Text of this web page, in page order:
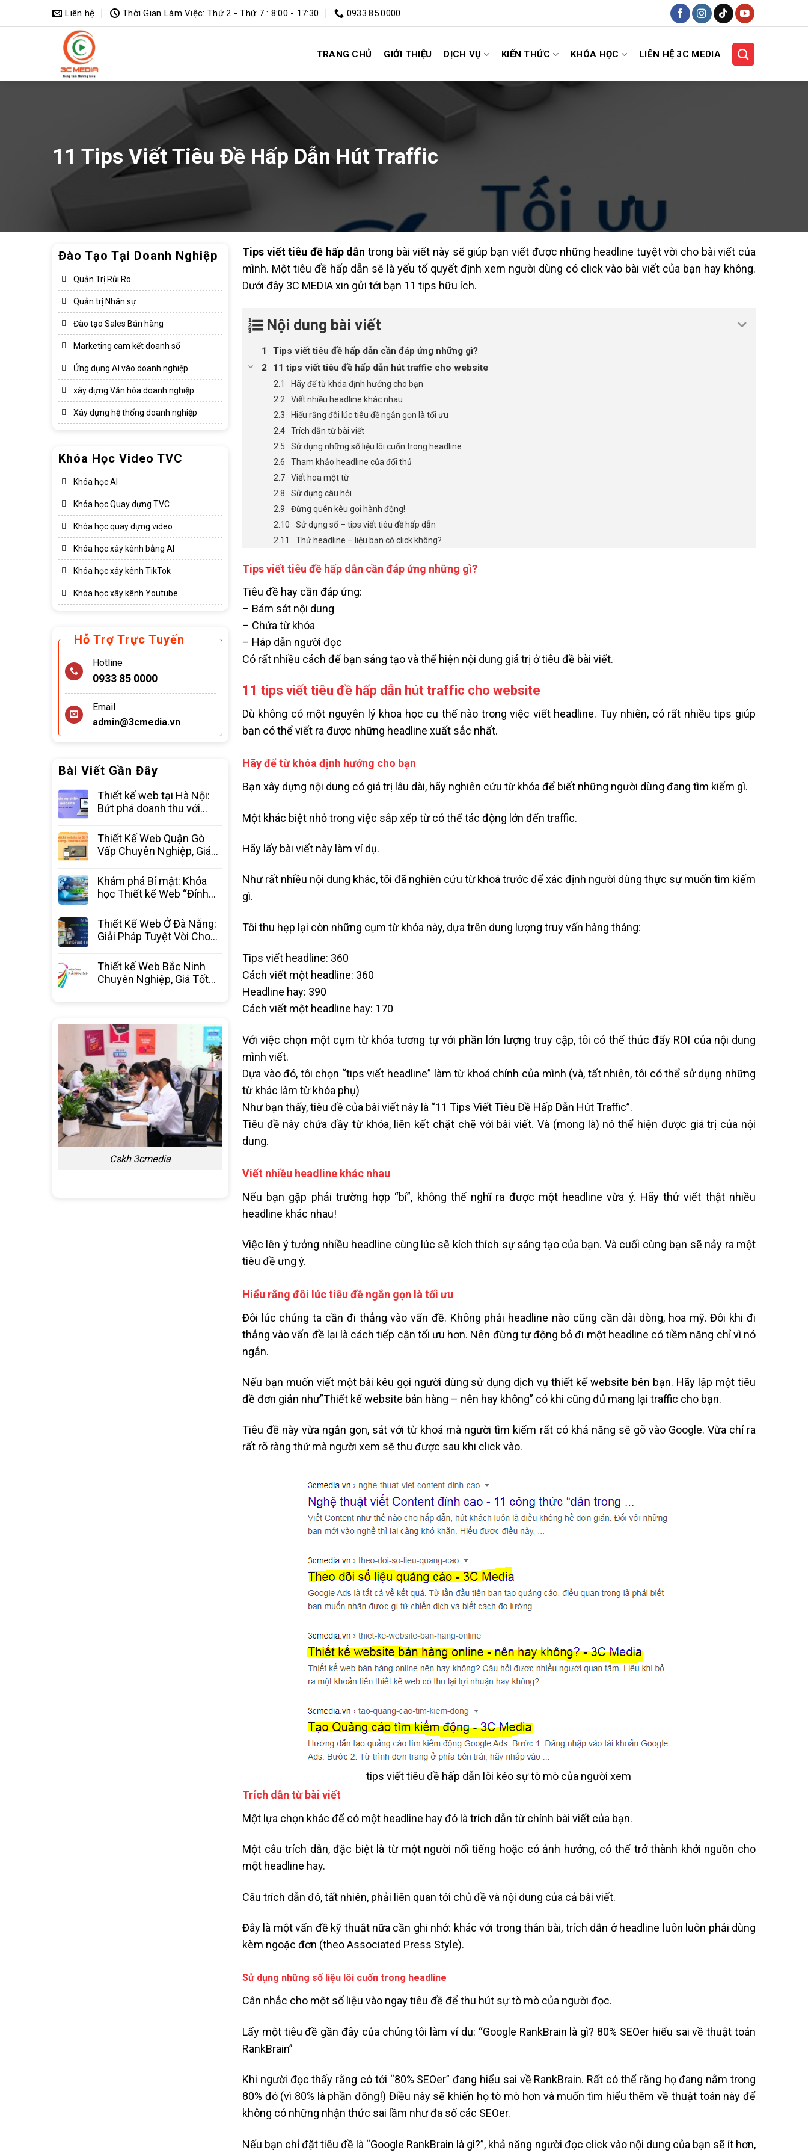
qua
Liên hệ Thời Gian Làm Việc: Thứ 2 - Thứ 7 : 8:00 - 17:30 0933.85.0000
TRANG CHỦ GIỚI THIỆU DỊCH VỤ KIẾN THỨC KHÓA HỌC LIÊN HỆ 3C MEDIA
11 Tips Viết Tiêu Đề Hấp Dẫn Hút Traffic
Đào Tạo Tại Doanh Nghiệp
Quản Trị Rủi Ro
Quản trị Nhân sự
Đào tạo Sales Bán hàng
Marketing cam kết doanh số
Ứng dụng AI vào doanh nghiệp
xây dựng Văn hóa doanh nghiệp​
Xây dựng hệ thống doanh nghiệp​
Khóa Học Video TVC
Khóa học AI
Khóa học Quay dựng TVC
Khóa học quay dựng video
Khóa học xây kênh bằng AI
Khóa học xây kênh TikTok
Khóa học xây kênh Youtube
Hỗ Trợ Trực Tuyến
Hotline
0933 85 0000
Email
admin@3cmedia.vn
Bài Viết Gần Đây
Thiết kế web tại Hà Nội:
Bứt phá doanh thu với
3C Media
Thiết Kế Web Quận Gò
Vấp Chuyên Nghiệp, Giá
Khám phá Bí mật: Khóa
học Thiết kế Web “Đỉnh
nghiệp
Thiết Kế Web Ở Đà Nẵng:
Giải Pháp Tuyệt Vời Cho
Thiết kế Web Bắc Ninh
Chuyên Nghiệp, Giá Tốt
Cskh 3cmedia
Tips viết tiêu đề hấp dẫn trong bài viết này sẽ giúp bạn viết được những headline tuyệt vời cho bài viết của
mình. Một tiêu đề hấp dẫn sẽ là yếu tố quyết định xem người dùng có click vào bài viết của bạn hay không.
Dưới đây 3C MEDIA xin gửi tới bạn 11 tips hữu ích.
Nội dung bài viết
Tips viết tiêu đề hấp dẫn cần đáp ứng những gì?
11 tips viết tiêu đề hấp dẫn hút traffic cho website
Hãy để từ khóa định hướng cho bạn
Viết nhiều headline khác nhau
Hiểu rằng đôi lúc tiêu đề ngắn gọn là tối ưu
Trích dẫn từ bài viết
Sử dụng những số liệu lôi cuốn trong headline
Tham khảo headline của đối thủ
Viết hoa một từ
Sử dụng câu hỏi
Đừng quên kêu gọi hành động!
Sử dụng số – tips viết tiêu đề hấp dẫn
Thử headline – liệu bạn có click không?
Tips viết tiêu đề hấp dẫn cần đáp ứng những gì?
Tiêu đề hay cần đáp ứng:
– Bám sát nội dung
– Chứa từ khóa
– Háp dẫn người đọc
Có rất nhiều cách để bạn sáng tạo và thể hiện nội dung giá trị ở tiêu đề bài viết.
11 tips viết tiêu đề hấp dẫn hút traffic cho website
Dù không có một nguyên lý khoa học cụ thể nào trong việc viết headline. Tuy nhiên, có rất nhiều tips giúp
bạn có thể viết ra được những headline xuất sắc nhất.
Hãy để từ khóa định hướng cho bạn
Bạn xây dựng nội dung có giá trị lâu dài, hãy nghiên cứu từ khóa để biết những người dùng đang tìm kiếm gì.
Một khác biệt nhỏ trong việc sắp xếp từ có thể tác động lớn đến traffic.
Hãy lấy bài viết này làm ví dụ.
Như rất nhiều nội dung khác, tôi đã nghiên cứu từ khoá trước để xác định người dùng thực sự muốn tìm kiếm
gì.
Tôi thu hẹp lại còn những cụm từ khóa này, dựa trên dung lượng truy vấn hàng tháng:
Tips viết headline: 360
Cách viết một headline: 360
Headline hay: 390
Cách viết một headline hay: 170
Với việc chọn một cụm từ khóa tương tự với phần lớn lượng truy cập, tôi có thể thúc đẩy ROI của nội dung
mình viết.
Dựa vào đó, tôi chọn “tips viết headline” làm từ khoá chính của mình (và, tất nhiên, tôi có thể sử dụng những
từ khác làm từ khóa phụ)
Như bạn thấy, tiêu đề của bài viết này là “11 Tips Viết Tiêu Đề Hấp Dẫn Hút Traffic”.
Tiêu đề này chứa đầy từ khóa, liên kết chặt chẽ với bài viết. Và (mong là) nó thể hiện được giá trị của nội
dung.
Viết nhiều headline khác nhau
Nếu bạn gặp phải trường hợp “bí”, không thể nghĩ ra được một headline vừa ý. Hãy thử viết thật nhiều
headline khác nhau!
Việc lên ý tưởng nhiều headline cùng lúc sẽ kích thích sự sáng tạo của bạn. Và cuối cùng bạn sẽ nảy ra một
tiêu đề ưng ý.
Hiểu rằng đôi lúc tiêu đề ngắn gọn là tối ưu
Đôi lúc chúng ta cần đi thẳng vào vấn đề. Không phải headline nào cũng cần dài dòng, hoa mỹ. Đôi khi đi
thẳng vào vấn đề lại là cách tiếp cận tối ưu hơn. Nên đừng tự động bỏ đi một headline có tiềm năng chỉ vì nó
ngắn.
Nếu bạn muốn viết một bài kêu gọi người dùng sử dụng dịch vụ thiết kế website bên bạn. Hãy lập một tiêu
đề đơn giản như”Thiết kế website bán hàng – nên hay không” có khi cũng đủ mang lại traffic cho bạn.
Tiêu đề này vừa ngắn gọn, sát với từ khoá mà người tìm kiếm rất có khả năng sẽ gõ vào Google. Vừa chỉ ra
rất rõ ràng thứ mà người xem sẽ thu được sau khi click vào.
tips viết tiêu đề hấp dẫn lôi kéo sự tò mò của người xem
Trích dẫn từ bài viết
Một lựa chọn khác để có một headline hay đó là trích dẫn từ chính bài viết của bạn.
Một câu trích dẫn, đặc biệt là từ một người nổi tiếng hoặc có ảnh hưởng, có thể trở thành khởi nguồn cho
một headline hay.
Câu trích dẫn đó, tất nhiên, phải liên quan tới chủ đề và nội dung của cả bài viết.
Đây là một vấn đề kỹ thuật nữa cần ghi nhớ: khác với trong thân bài, trích dẫn ở headline luôn luôn phải dùng
kèm ngoặc đơn (theo Associated Press Style).
Sử dụng những số liệu lôi cuốn trong headline
Cân nhắc cho một số liệu vào ngay tiêu đề để thu hút sự tò mò của người đọc.
Lấy một tiêu đề gần đây của chúng tôi làm ví dụ: “Google RankBrain là gì? 80% SEOer hiểu sai về thuật toán
RankBrain”
Khi người đọc thấy rằng có tới “80% SEOer” đang hiểu sai về RankBrain. Rất có thể rằng họ đang nằm trong
80% đó (vì 80% là phần đông!) Điều này sẽ khiến họ tò mò hơn và muốn tìm hiểu thêm về thuật toán này để
không có những nhận thức sai lầm như đa số các SEOer.
Nếu bạn chỉ đặt tiêu đề là “Google RankBrain là gì?”, khả năng người đọc click vào nội dung của bạn sẽ ít hơn,